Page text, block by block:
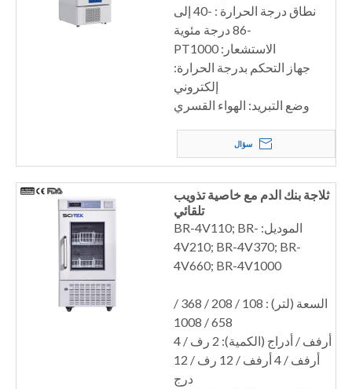
نطاق درجة الحرارة : -40 إلى
-86 درجة مئوية
الاستشعار: PT1000
جهاز التحكم بدرجة الحرارة:
إلكتروني
وضع التبريد: الهواء القسري
سؤال
ثلاجة بنك الدم مع خاصية تذويب
تلقائي
الموديل: BR-4V110; BR-
4V210; BR-4V370; BR-
4V660; BR-4V1000
السعة (لتر) : 108 / 208 / 368 /
658 / 1008
أرفف / أدراج (الكمية): 2 رف / 4
أرفف / 4 أرفف / 12 رف / 12
درج